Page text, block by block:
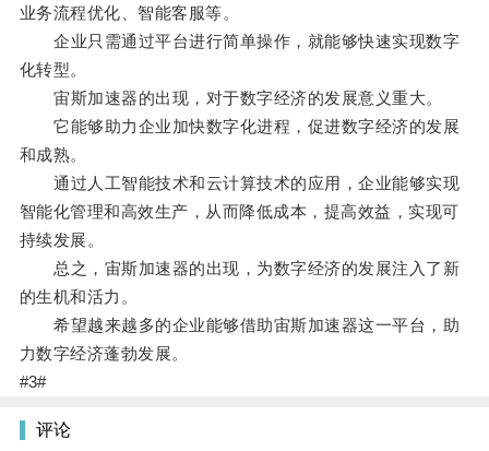
业务流程优化、智能客服等。
企业只需通过平台进行简单操作，就能够快速实现数字
化转型。
宙斯加速器的出现，对于数字经济的发展意义重大。
它能够助力企业加快数字化进程，促进数字经济的发展
和成熟。
通过人工智能技术和云计算技术的应用，企业能够实现
智能化管理和高效生产，从而降低成本，提高效益，实现可
持续发展。
总之，宙斯加速器的出现，为数字经济的发展注入了新
的生机和活力。
希望越来越多的企业能够借助宙斯加速器这一平台，助
力数字经济蓬勃发展。
#3#
评论